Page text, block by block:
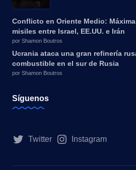
Conflicto en Oriente Medio:
misiles entre Israel, EE.UU. e Irán
por Shamon Boutros
Ucrania ataca una gran refinería
combustible en el sur de Rusia
por Shamon Boutros
Síguenos
Twitter Instagram